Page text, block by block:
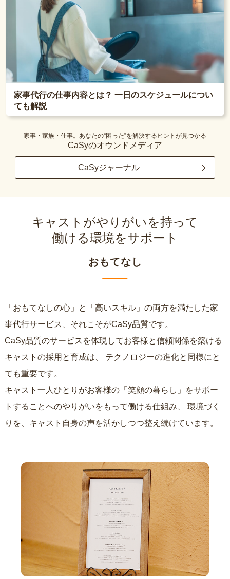
家事代行の仕事内容とは？ 一日のスケジュールについ
ても解説
家事・家族・仕事。あなたの“困った”を解決するヒントが見つかる
CaSyのオウンドメディア
CaSyジャーナル
キャストがやりがいを持って
働ける環境をサポート
おもてなし
「おもてなしの心」と「高いスキル」の両方を満たした家
事代行サービス、それこそがCaSy品質です。
CaSy品質のサービスを体現してお客様と信頼関係を築ける
キャストの採用と育成は、
ても重要です。
キャスト一人ひとりがお客様の「笑顔の暮らし」をサポー
トすることへのやりがいをもって働ける仕組み、
りを、キャスト自身の声を活かしつつ整え続けています。